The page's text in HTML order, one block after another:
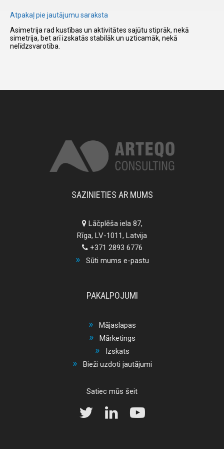
I have
read and
accept the
Atpakaļ pie jautājumu saraksta
Asimetrija rad kustības un aktivitātes sajūtu stiprāk, nekā
simetrija, bet arī izskatās stabilāk un uzticamāk, nekā
nelīdzsvarotība.
SAZINIETIES AR MUMS
Lāčplēša iela 87,
Rīga, LV-1011, Latvija
+371 2893 6776
Sūti mums e-pastu
PAKALPOJUMI
Mājaslapas
Mārketings
Izskats
Bieži uzdoti jautājumi
Satiec mūs šeit